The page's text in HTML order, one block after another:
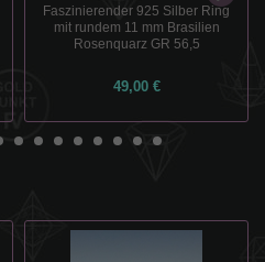
Faszinierender 925 Silber Ring
mit rundem 11 mm Brasilien
Rosenquarz GR 56,5
49,00 €